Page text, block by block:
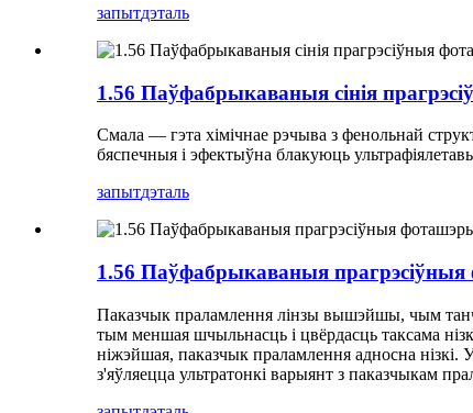
запытдэталь
1.56 Паўфабрыкаваныя сінія
Смала — гэта хімічнае рэчыва з фенольнай
бяспечныя і эфектыўна блакуюць
запытдэталь
1.56 Паўфабрыкаваныя
Паказчык праламлення лінзы вышэйшы, чым
тым меншая шчыльнасць і цвёрдасць таксама
ніжэйшая, паказчык праламлення адносна
з'яўляецца ультратонкі варыянт з паказчыкам